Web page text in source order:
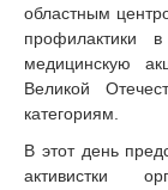
областным
профилактики
медицинскую
Великой
категориям.
В этот день
активистки